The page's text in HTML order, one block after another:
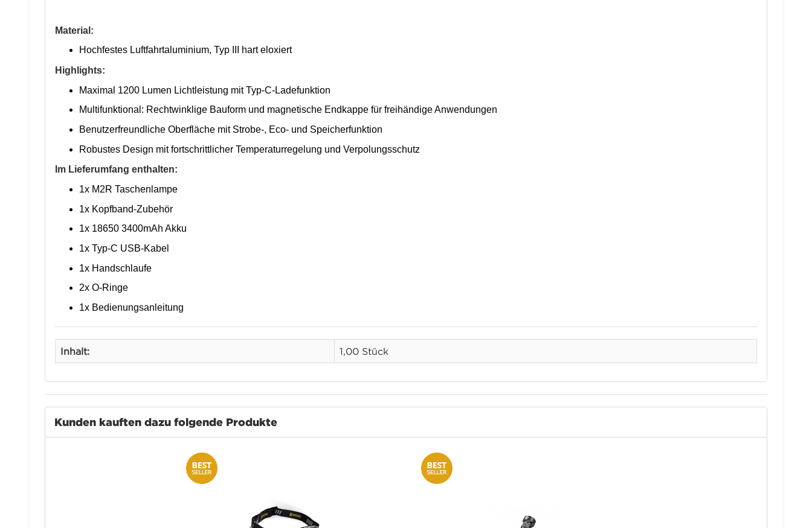
Material:
Hochfestes Luftfahrtaluminium, Typ III hart eloxiert
Highlights:
Maximal 1200 Lumen Lichtleistung mit Typ-C-Ladefunktion
Multifunktional: Rechtwinklige Bauform und magnetische Endkappe für freihändige Anwendungen
Benutzerfreundliche Oberfläche mit Strobe-, Eco- und Speicherfunktion
Robustes Design mit fortschrittlicher Temperaturregelung und Verpolungsschutz
Im Lieferumfang enthalten:
1x M2R Taschenlampe
1x Kopfband-Zubehör
1x 18650 3400mAh Akku
1x Typ-C USB-Kabel
1x Handschlaufe
2x O-Ringe
1x Bedienungsanleitung
Inhalt: 1,00 Stück
Kunden kauften dazu folgende Produkte